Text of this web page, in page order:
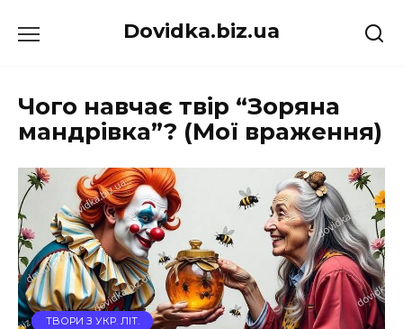
до
Dovidka.biz.ua
Чого навчає твір “Зоряна
мандрівка”? (Мої враження)
ТВОРИ З УКР. ЛІТ.